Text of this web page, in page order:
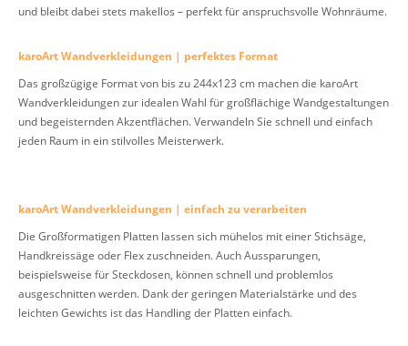
und bleibt dabei stets makellos – perfekt für anspruchsvolle Wohnräume.
karoArt Wandverkleidungen | perfektes Format
Das großzügige Format von bis zu 244x123 cm machen die karoArt
Wandverkleidungen zur idealen Wahl für großflächige Wandgestaltungen
und begeisternden Akzentflächen. Verwandeln Sie schnell und einfach
jeden Raum in ein stilvolles Meisterwerk.
karoArt Wandverkleidungen | einfach zu verarbeiten
Die Großformatigen Platten lassen sich mühelos mit einer Stichsäge,
Handkreissäge oder Flex zuschneiden. Auch Aussparungen,
beispielsweise für Steckdosen, können schnell und problemlos
ausgeschnitten werden. Dank der geringen Materialstärke und des
leichten Gewichts ist das Handling der Platten einfach.